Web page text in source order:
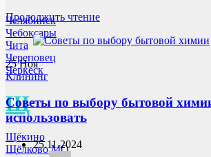
Челябинск
Чебоксары
Чита
Череповец
Черкеск
Щ
Щёкино
Щёлково МО
Продолжить чтение
25Ноя
Клининг
Советы по выбору бытовой
использовать
25.11.2024